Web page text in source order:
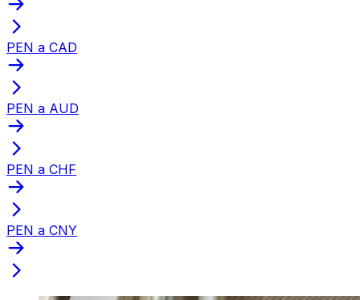
PEN a CAD
PEN a AUD
PEN a CHF
PEN a CNY